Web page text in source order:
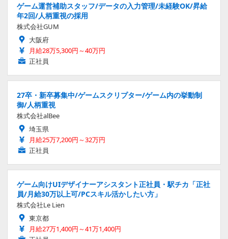
ゲーム運営補助スタッフ/データの入力管理/未経験OK/昇給
年2回/人柄重視の採用
株式会社GUM
大阪府
月給28万5,300円～40万円
正社員
27卒・新卒募集中/ゲームスクリプター/ゲーム内の挙動制
御/人柄重視
株式会社alBee
埼玉県
月給25万7,200円～32万円
正社員
ゲーム向けUIデザイナーアシスタント正社員・駅チカ「正社
員/月給30万以上可/PCスキル活かしたい方」
株式会社Le Lien
東京都
月給27万1,400円～41万1,400円